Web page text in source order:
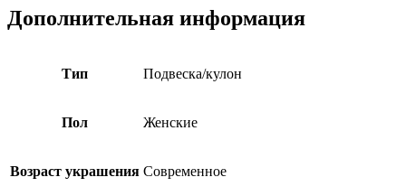
Дополнительная информация
Тип Подвеска/кулон
Пол Женские
Возраст украшения Современное